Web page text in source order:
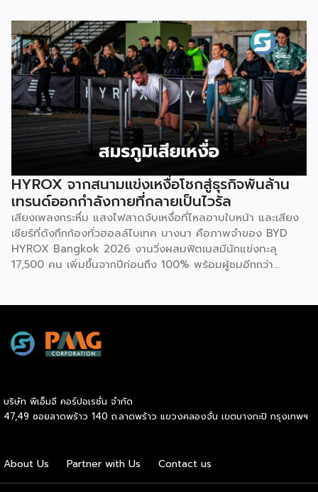
ตลาดให้คลินิก แทนที่จะปล่อยให้แต่ละแห่งลองผิดลองถูกด้วยงบ
ประมาณตัวเอง […]
แคปปิตอล กรุ๊ป โฮลดิ้งส์ จำกัด หนึ่งในผู้บุกเบิกวงการนี้และผู้
ขยายธุรกิจสู่คอมมูนิตี้สุขภาพ “StayGold” ได้ประกาศนโยบาย
ใหม่ แจกโบนัสสุขภาพเป็นโบนัสก้อนที่สองเพิ่มเติมจากโบนัสปกติ
เพื่อสร้างแรงจูงใจให้พนักงานหันมาใส่ใจสุขภาพอย่างจริงจัง และ
ผลักดันบิทคับให้เป็นองค์กรยุคใหม่ที่ขับเคลื่อนด้วยคุณภาพควบคู่
ไปกับสุขภาวะที่ดี นโยบายดังกล่าวขับเคลื่อนผ่านโครงการ
“Bitkuber Longevity Journey Program” ซึ่งเปิดให้พนักงาน
เข้าร่วมตามความสมัครใจ โดยจะวัดผลจากการเปลี่ยนแปลง
สุขภาพเป็นรายบุคคลเปรียบเทียบช่วงต้นปีและปลายปี เปิดโอกาส
ให้ทุกคนมีสิทธิ์ได้รับโบนัสเท่าเทียมกัน ไม่ว่าจะเป็นกลุ่มผู้เริ่มต้นที่
พัฒนาสุขภาพให้ดีขึ้น หรือกลุ่มคนรักสุขภาพที่สามารถรักษา
มาตรฐานที่ดีไว้ได้ โดยเกณฑ์การประเมินจะมุ่งเน้นไปที่การป้องกัน
โรคในกลุ่มคนทำงานออฟฟิศ ครอบคลุม 3 ด้าน 6 ตัวชี้วัด ได้แก่
1.ด้านระบบเผาผลาญ ประเมินค่าสมดุลระหว่างไขมันสะสมกับไข
มันที่ช่วยทำความสะอาดหลอดเลือด (Triglyceride-to-HDL
ratio) ระดับไขมันที่เกาะตามอวัยวะภายในช่องท้อง (Visceral Fat
Rating) และวัดค่าคอเลสเตอรอลชนิดไขมันไม่ดี (LDL) 2.ด้าน
HYROX จากสนามแข่งเหงื่อโชกสู่ธุรกิจพันล้าน
เทรนด์ออกกำลังกายที่กลายเป็นไวรัล
เสียงเพลงกระหึ่ม แสงไฟสาดจับเหงื่อที่ไหลอาบใบหน้า และเสียง
เชียร์ที่ดังกึกก้องทั่วฮอลล์ไบเทค บางนา คือภาพจำของ BYD
HYROX Bangkok 2026 งานวิ่งผสมฟิตเนสมีนักแข่งทะลุ
17,500 คน เพิ่มขึ้นจากปีก่อนถึง 100% พร้อมผู้ชมอีกกว่า
แต่คือปรากฏการณ์ที่กำลังเปลี่ยนภูมิทัศน์ของอุตสาหกรรม
Wellness ทั่วโลก และกำลังสร้างโอกาสทางธุรกิจมหาศาลให้กับผู้
โอลิมปิก ซึ่งรูปแบบการแข่งขันจะเป็นมาตรฐานเดียวกันทั่วโลก
คือวิ่งสลับกับสถานีออกกำลังกาย 8 จุด ระยะทางรวม 8
บริษัท พีเอ็มจี คอร์ปอเรชั่น จำกัด
47,49 ซอยลาดพร้าว 140 ถ.ลาดพร้าว แขวงคลองจั่น เขตบางกะปิ กรุงเทพฯ
About Us Partner with Us Contact us